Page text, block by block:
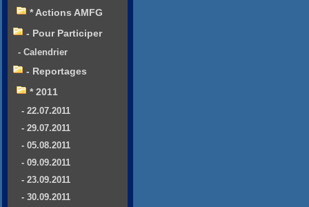
* Actions AMFG
- Pour Participer
- Calendrier
- Reportages
* 2011
- 22.07.2011
- 29.07.2011
- 05.08.2011
- 09.09.2011
- 23.09.2011
- 30.09.2011